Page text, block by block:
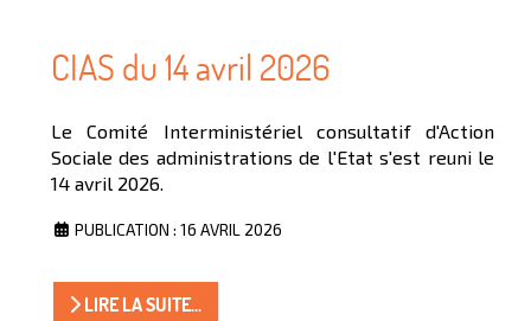
CIAS du 14 avril 2026
Le Comité Interministériel consultatif d'Action
Sociale des administrations de l'Etat s'est reuni le
14 avril 2026.
PUBLICATION : 16 AVRIL 2026
LIRE LA SUITE...